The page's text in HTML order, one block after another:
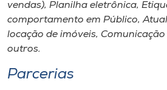
vendas), Planilha eletrônica,
comportamento em Público,
locação de imóveis,
outros.
Parcerias